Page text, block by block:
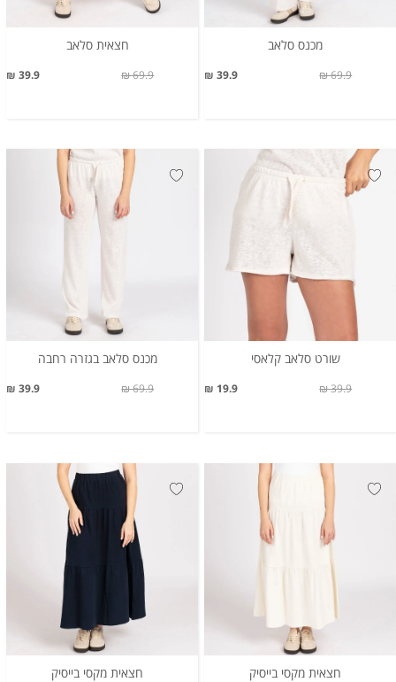
מכנס סלאב
39.9 ₪ 69.9 ₪
חצאית סלאב
39.9 ₪ 69.9 ₪
שורט סלאב קלאסי
19.9 ₪ 39.9 ₪
מכנס סלאב בגזרה רחבה
39.9 ₪ 69.9 ₪
חצאית מקסי בייסיק חצאית מקסי בייסיק